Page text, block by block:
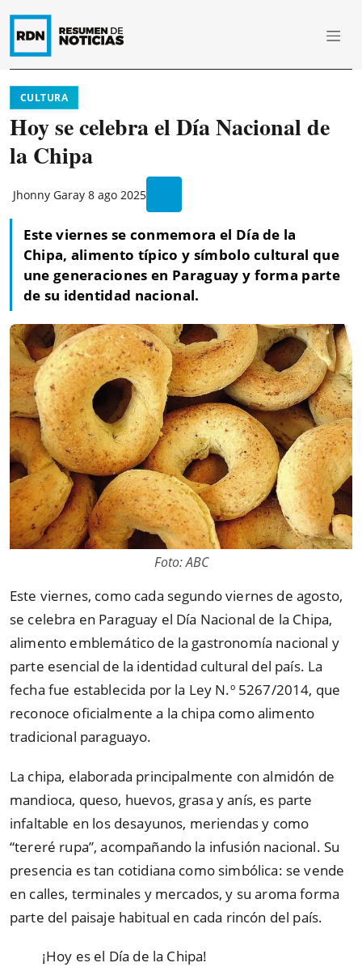
CULTURA
Hoy se celebra el Día Nacional de
la Chipa
Jhonny Garay 8 ago 2025
Este viernes se conmemora el Día de la
Chipa, alimento típico y símbolo cultural que
une generaciones en Paraguay y forma parte
de su identidad nacional.
Foto: ABC
Este viernes, como cada segundo viernes de agosto,
se celebra en Paraguay el Día Nacional de la Chipa,
alimento emblemático de la gastronomía nacional y
parte esencial de la identidad cultural del país. La
fecha fue establecida por la Ley N.º 5267/2014, que
reconoce oficialmente a la chipa como alimento
tradicional paraguayo.
La chipa, elaborada principalmente con almidón de
mandioca, queso, huevos, grasa y anís, es parte
infaltable en los desayunos, meriendas y como
“tereré rupa”, acompañando la infusión nacional. Su
presencia es tan cotidiana como simbólica: se vende
en calles, terminales y mercados, y su aroma forma
parte del paisaje habitual en cada rincón del país.
¡Hoy es el Día de la Chipa!